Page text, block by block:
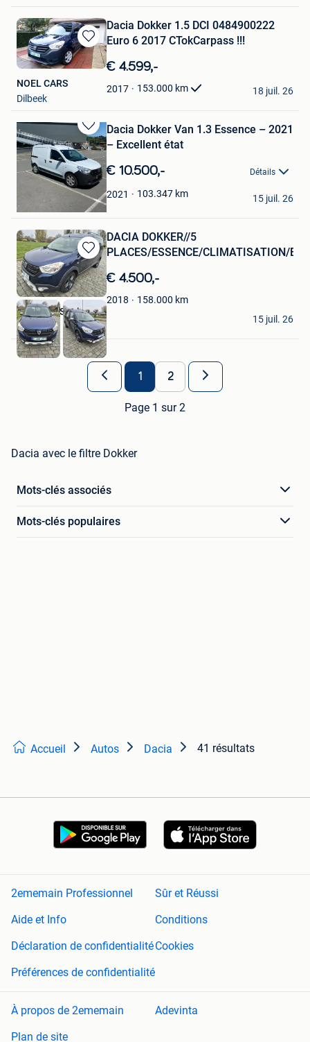
Sauvegarder
dans
Dacia Dokker 1.5 DCI 0484900222
Euro 6 2017 CTokCarpass !!!
€ 4.599,-
2017 153.000 km
NOEL CARS
Dilbeek
18 juil. 26
Sauvegarder
dans
Mes
Favoris
Dacia Dokker Van 1.3 Essence – 2021
– Excellent état
€ 10.500,- Détails
2021 103.347 km
ABBAS SHARIFI
Jambes
15 juil. 26
Sauvegarder
dans
Mes
Favoris
DACIA DOKKER//5
PLACES/ESSENCE/CLIMATISATION/
€ 4.500,-
2018 158.000 km
Z-MOTORS
Hoboken
15 juil. 26
1 2
Page 1 sur 2
Dacia avec le filtre Dokker
Mots-clés associés
Mots-clés populaires
Accueil Autos Dacia 41 résultats
2ememain Professionnel
Sûr et Réussi
Aide et Info
Conditions
Déclaration de confidentialitéCookies
Préférences de confidentialité
À propos de 2ememain
Adevinta
Plan de site